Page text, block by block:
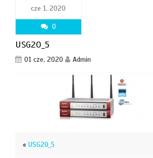
cze 1, 2020
0
USG20_5
01 cze, 2020 Admin
« USG20_5